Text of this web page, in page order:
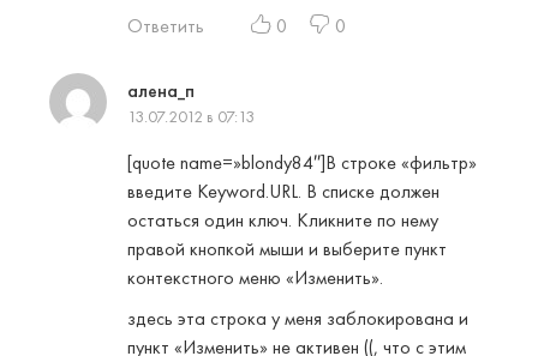
Ответить
0 0
алена_п
13.07.2012 в 07:13
[quote name=»blondy84″]В строке «фильтр»
введите Keyword.URL. В списке должен
остаться один ключ. Кликните по нему
правой кнопкой мыши и выберите пункт
контекстного меню «Изменить».
здесь эта строка у меня заблокирована и
пункт «Изменить» не активен ((, что с этим